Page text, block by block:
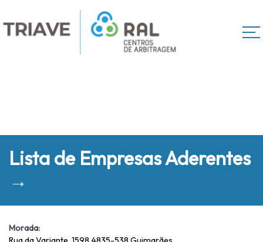
Lista de Empresas Aderentes
→
Morada: